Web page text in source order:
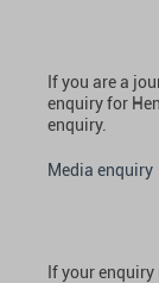
If you are a
enquiry for
enquiry.
Media enquiry
If your